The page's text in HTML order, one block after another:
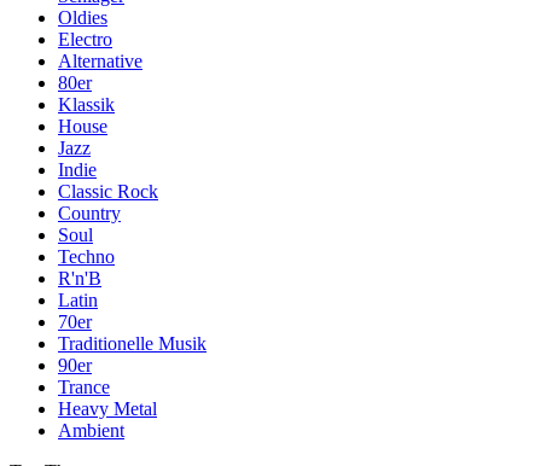
Oldies
Electro
Alternative
80er
Klassik
House
Jazz
Indie
Classic Rock
Country
Soul
Techno
R'n'B
Latin
70er
Traditionelle Musik
90er
Trance
Heavy Metal
Ambient